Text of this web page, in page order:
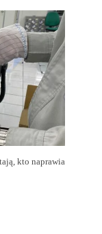
kto naprawia